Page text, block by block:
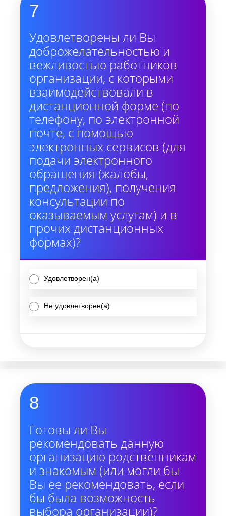
7
Удовлетворены ли Вы
доброжелательностью и
вежливостью работников
организации, с которыми
взаимодействовали в
дистанционной форме (по
телефону, по электронной
почте, с помощью
электронных сервисов (для
подачи электронного
обращения (жалобы,
предложения), получения
консультации по
оказываемым услугам) и в
прочих дистанционных
формах)?
Удовлетворен(а)
Не удовлетворен(а)
8
Готовы ли Вы
рекомендовать данную
организацию родственникам
и знакомым (или могли бы
Вы ее рекомендовать, если
бы была возможность
выбора организации)?